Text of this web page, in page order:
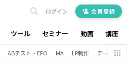
ツール セミナー 動画 講座
ログイン 会員登録
ABテスト・EFO MA LP制作 データ分析